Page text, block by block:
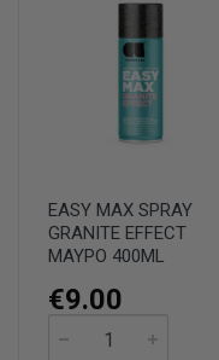
EASY MAX SPRAY
GRANITE EFFECT
ΜΑΥΡΟ 400ML
€9.00